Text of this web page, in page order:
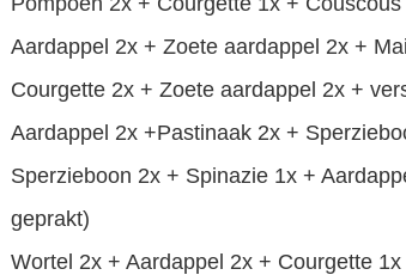
Aardappel 2x + Zoete aardappel 2x +
Courgette 2x + Zoete aardappel 2x +
Aardappel 2x +Pastinaak 2x +
Sperzieboon 2x + Spinazie 1x +
geprakt)
Wortel 2x + Aardappel 2x + Courgette